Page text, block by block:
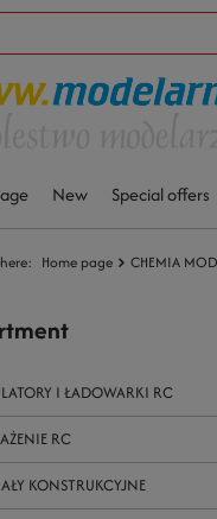
New Special offers
Home page CHEMIA
I ŁADOWARKI RC
RC
KONSTRUKCYJNE